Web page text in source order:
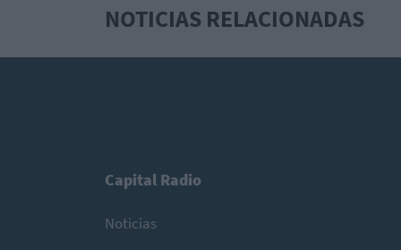
NOTICIAS RELACIONADAS
Capital Radio
Noticias